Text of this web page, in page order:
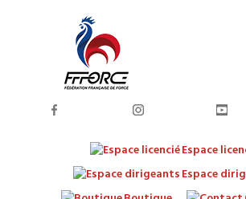
Espace
Espace